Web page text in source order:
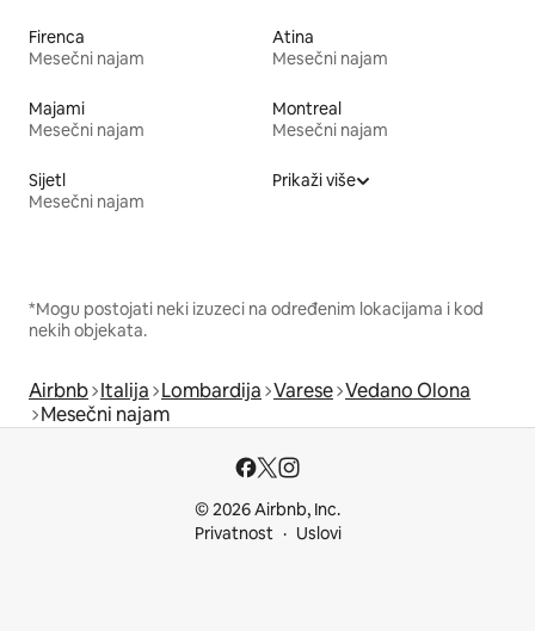
Firenca
Mesečni najam
Atina
Mesečni najam
Majami
Mesečni najam
Montreal
Mesečni najam
Sijetl
Mesečni najam
Prikaži više
*Mogu postojati neki izuzeci na određenim lokacijama i kod
nekih objekata.
Airbnb Italija Lombardija Varese Vedano Olona
Mesečni najam
© 2026 Airbnb, Inc.
Privatnost
Uslovi